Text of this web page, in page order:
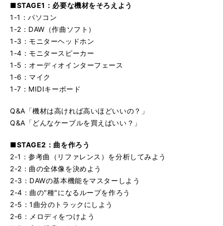
■STAGE1：必要な機材をそろえよう
1-1：パソコン
1-2：DAW（作曲ソフト）
1-3：モニターヘッドホン
1-4：モニタースピーカー
1-5：オーディオインターフェース
1-6：マイク
1-7：MIDIキーボード
Q&A「機材は高ければ高いほどいいの？」
Q&A「どんなケーブルを買えばいい？」
■STAGE2：曲を作ろう
2-1：参考曲（リファレンス）を分析してみよう
2-2：曲の全体像を決めよう
2-3：DAWの基本機能をマスターしよう
2-4：曲の"種"になるループを作ろう
2-5：1曲分のトラックにしよう
2-6：メロディをつけよう